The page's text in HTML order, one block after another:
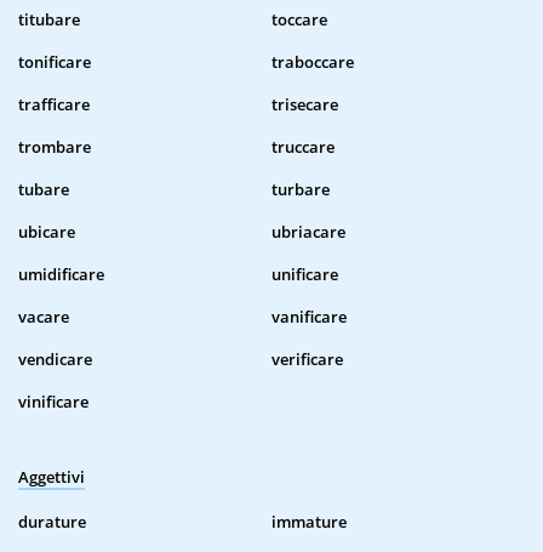
titubare
toccare
tonificare
traboccare
trafficare
trisecare
trombare
truccare
tubare
turbare
ubicare
ubriacare
umidificare
unificare
vacare
vanificare
vendicare
verificare
vinificare
Aggettivi
durature
immature